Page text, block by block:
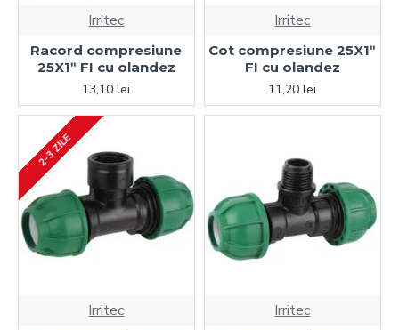
Irritec
Racord compresiune
25X1ʺ FI cu olandez
13,10 lei
Irritec
Cot compresiune 25X1ʺ
FI cu olandez
11,20 lei
2-3 ZILE
Irritec Irritec